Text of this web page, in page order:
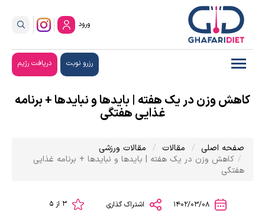
ورود
رزرو نوبت دریافت رژیم
کاهش وزن در یک هفته | بایدها و نبایدها + برنامه
غذایی هفتگی
صفحه اصلی مقالات
مقالات ورزشی
کاهش وزن در یک هفته | بایدها و نبایدها + برنامه غذایی
هفتگی
1402/03/08 اشتراک گذاری